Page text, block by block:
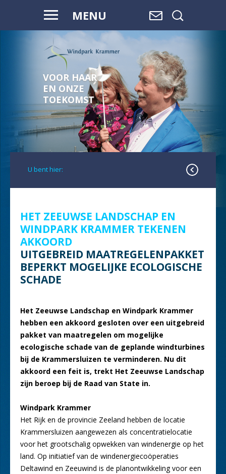
MENU
VOOR HAAR
EN ONZE
TOEKOMST
U bent hier:
HET ZEEUWSE LANDSCHAP EN
WINDPARK KRAMMER TEKENEN
AKKOORD
UITGEBREID MAATREGELENPAKKET
BEPERKT MOGELIJKE ECOLOGISCHE
SCHADE
Het Zeeuwse Landschap en Windpark Krammer
hebben een akkoord gesloten over een uitgebreid
pakket van maatregelen om mogelijke
ecologische schade van de geplande windturbines
bij de Krammersluizen te verminderen. Nu dit
akkoord een feit is, trekt Het Zeeuwse Landschap
zijn beroep bij de Raad van State in.
Windpark Krammer
Het Rijk en de provincie Zeeland hebben de locatie
Krammersluizen aangewezen als concentratielocatie
voor het grootschalig opwekken van windenergie op het
land. Op initiatief van de windenergiecoöperaties
Deltawind en Zeeuwind is de planontwikkeling voor een